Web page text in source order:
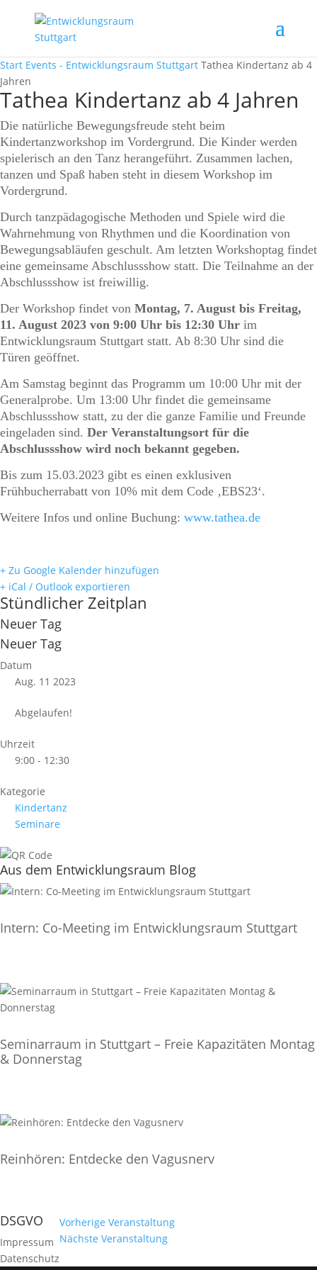
Start Events - Entwicklungsraum Stuttgart Tathea Kindertanz ab 4
Jahren
Tathea Kindertanz ab 4 Jahren
Die natürliche Bewegungsfreude steht beim
Kindertanzworkshop im Vordergrund. Die Kinder werden
spielerisch an den Tanz herangeführt. Zusammen lachen,
tanzen und Spaß haben steht in diesem Workshop im
Vordergrund.
Durch tanzpädagogische Methoden und Spiele wird die
Wahrnehmung von Rhythmen und die Koordination von
Bewegungsabläufen geschult. Am letzten Workshoptag findet
eine gemeinsame Abschlussshow statt. Die Teilnahme an der
Abschlussshow ist freiwillig.
Der Workshop findet von Montag, 7. August bis Freitag,
11. August 2023 von 9:00 Uhr bis 12:30 Uhr im
Entwicklungsraum Stuttgart statt. Ab 8:30 Uhr sind die
Türen geöffnet.
Am Samstag beginnt das Programm um 10:00 Uhr mit der
Generalprobe. Um 13:00 Uhr findet die gemeinsame
Abschlussshow statt, zu der die ganze Familie und Freunde
eingeladen sind. Der Veranstaltungsort für die
Abschlussshow wird noch bekannt gegeben.
Bis zum 15.03.2023 gibt es einen exklusiven
Frühbucherrabatt von 10% mit dem Code ‚EBS23‘.
Weitere Infos und online Buchung: www.tathea.de
+ Zu Google Kalender hinzufügen
+ iCal / Outlook exportieren
Stündlicher Zeitplan
Neuer Tag
Neuer Tag
Datum
Aug. 11 2023
Abgelaufen!
Uhrzeit
9:00 - 12:30
Kategorie
Kindertanz
Seminare
Aus dem Entwicklungsraum Blog
Intern: Co-Meeting im Entwicklungsraum Stuttgart
Seminarraum in Stuttgart – Freie Kapazitäten Montag
& Donnerstag
Reinhören: Entdecke den Vagusnerv
DSGVO
Impressum
Datenschutz
Vorherige Veranstaltung
Nächste Veranstaltung